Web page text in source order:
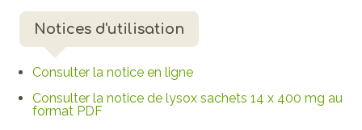
Notices d'utilisation
Consulter la notice en ligne
Consulter la notice de lysox sachets 14 x 400 mg au
format PDF